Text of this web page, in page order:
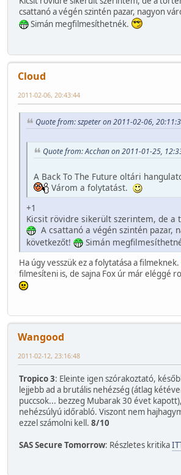
csattanó a végén szintén pazar, nagyon
Simán megfilmesíthetnék.
Cloud
2011-02-06, 20:43:44
Quote from: szpeter on 2011-02-06,
Quote from: Acchan on 2011-01-25,
A Back To The Future oltári
Várom a folytatást.
+1
Kicsit rövidre sikerült szerintem, de a
A csattanó a végén szintén pazar,
következőt!
Simán
Ha úgy vesszük ez a folytatása a filmeknek.
filmesíteni is, de sajna Fox úr már eléggé
Wangood
2011-02-12, 23:16:48
Tropico 3: Eleinte igen szórakoztató,
lejjebb ad a brutális nehézség (átlag
puccsok... bezzeg Mubarak 30 évet
nehézsúlyú időrabló. Viszont nem
ezzel számolni kell. 8/10
SAS Secure Tomorrow: Részletes kritika